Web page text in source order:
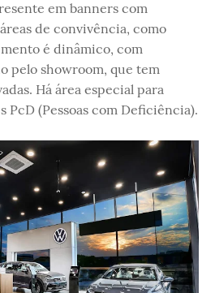
em banners com
de convivência, como
é dinâmico, com
pelo showroom, que tem
Há área especial para
(Pessoas com Deficiência).